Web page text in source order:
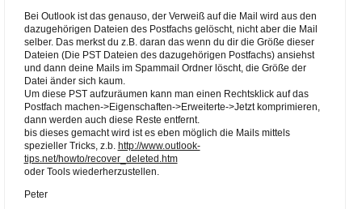
Bei Outlook ist das genauso, der Verweiß auf die Mail wird aus den
dazugehörigen Dateien des Postfachs gelöscht, nicht aber die Mail
selber. Das merkst du z.B. daran das wenn du dir die Größe dieser
Dateien (Die PST Dateien des dazugehörigen Postfachs) ansiehst
und dann deine Mails im Spammail Ordner löscht, die Größe der
Datei änder sich kaum.
Um diese PST aufzuräumen kann man einen Rechtsklick auf das
Postfach machen->Eigenschaften->Erweiterte->Jetzt komprimieren,
dann werden auch diese Reste entfernt.
bis dieses gemacht wird ist es eben möglich die Mails mittels
spezieller Tricks, z.b. http://www.outlook-
tips.net/howto/recover_deleted.htm
oder Tools wiederherzustellen.
Peter